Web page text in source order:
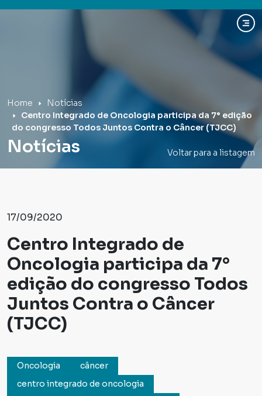
Home
Notícias
Centro Integrado de Oncologia participa da 7° edição
do congresso Todos Juntos Contra o Câncer (TJCC)
Notícias Voltar para a listagem
17/09/2020
Centro Integrado de
Oncologia participa da 7°
edição do congresso Todos
Juntos Contra o Câncer
(TJCC)
Oncologia
câncer
centro integrado de oncologia